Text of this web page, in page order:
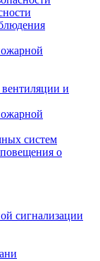
и
систем
о
сигнализации